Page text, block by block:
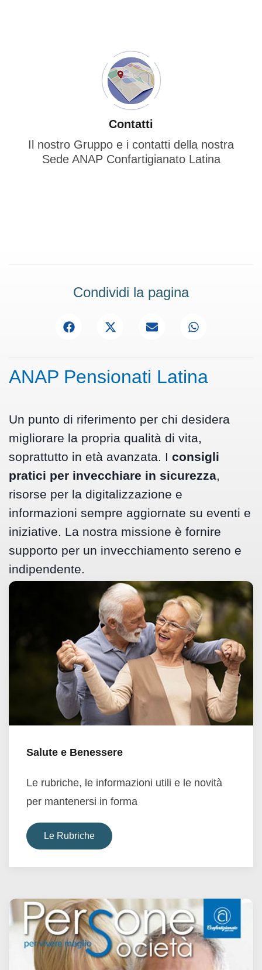
Contatti
Il nostro Gruppo e i contatti della nostra
Sede ANAP Confartigianato Latina
Condividi la pagina
ANAP Pensionati Latina
Un punto di riferimento per chi desidera
migliorare la propria qualità di vita,
soprattutto in età avanzata. I consigli
pratici per invecchiare in sicurezza,
risorse per la digitalizzazione e
informazioni sempre aggiornate su eventi e
iniziative. La nostra missione è fornire
supporto per un invecchiamento sereno e
indipendente.
Salute e Benessere
Le rubriche, le informazioni utili e le novità
per mantenersi in forma
Le Rubriche